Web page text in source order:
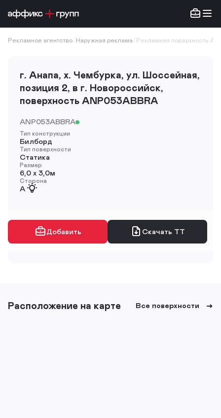
Рекламное агентство Наружная реклама Рекламная поверхность
г. Анапа, х. Чембурка, ул. Шоссейная,
позиция 2, в г. Новороссийск,
поверхность ANP053ABBRA
ANP053ABBRA
Тип конструкции
Билборд
Тип поверхности
Статика
Размер
6,0 х 3,0м
Сторона
A
Добавить Скачать ТТ
Расположение на карте Все поверхности